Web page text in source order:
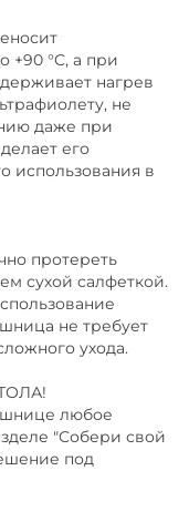
+90 °C, а при
нагрев
не
даже при
его
использования в
протереть
сухой салфеткой.
не требует
ухода.
любое
"Собери свой
под